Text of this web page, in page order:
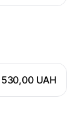
530,00 UAH